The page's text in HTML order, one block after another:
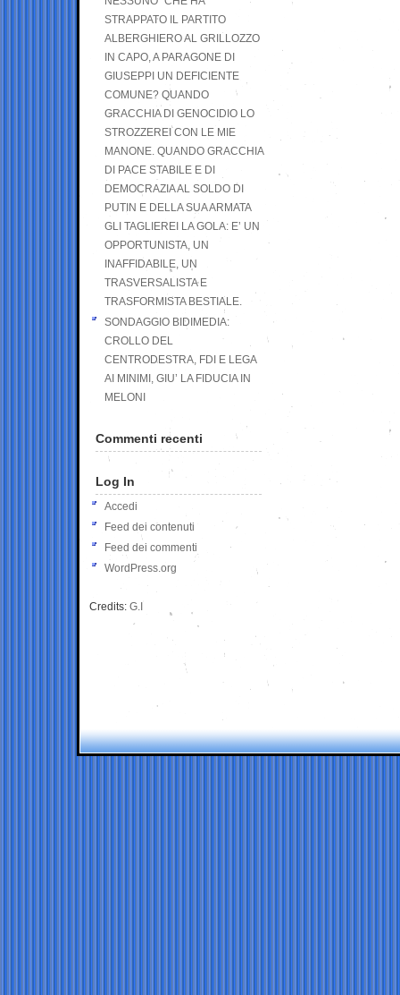
STRAPPATO IL PARTITO
ALBERGHIERO AL GRILLOZZO
IN CAPO, A PARAGONE DI
GIUSEPPI UN DEFICIENTE
COMUNE? QUANDO
GRACCHIA DI GENOCIDIO LO
STROZZEREI CON LE MIE
MANONE. QUANDO GRACCHIA
DI PACE STABILE E DI
DEMOCRAZIA AL SOLDO DI
PUTIN E DELLA SUA ARMATA
GLI TAGLIEREI LA GOLA: E’ UN
OPPORTUNISTA, UN
INAFFIDABILE, UN
TRASVERSALISTA E
TRASFORMISTA BESTIALE.
SONDAGGIO BIDIMEDIA:
CROLLO DEL
CENTRODESTRA, FDI E LEGA
AI MINIMI, GIU’ LA FIDUCIA IN
MELONI
Commenti recenti
Log In
Accedi
Feed dei contenuti
Feed dei commenti
WordPress.org
Credits: G.I